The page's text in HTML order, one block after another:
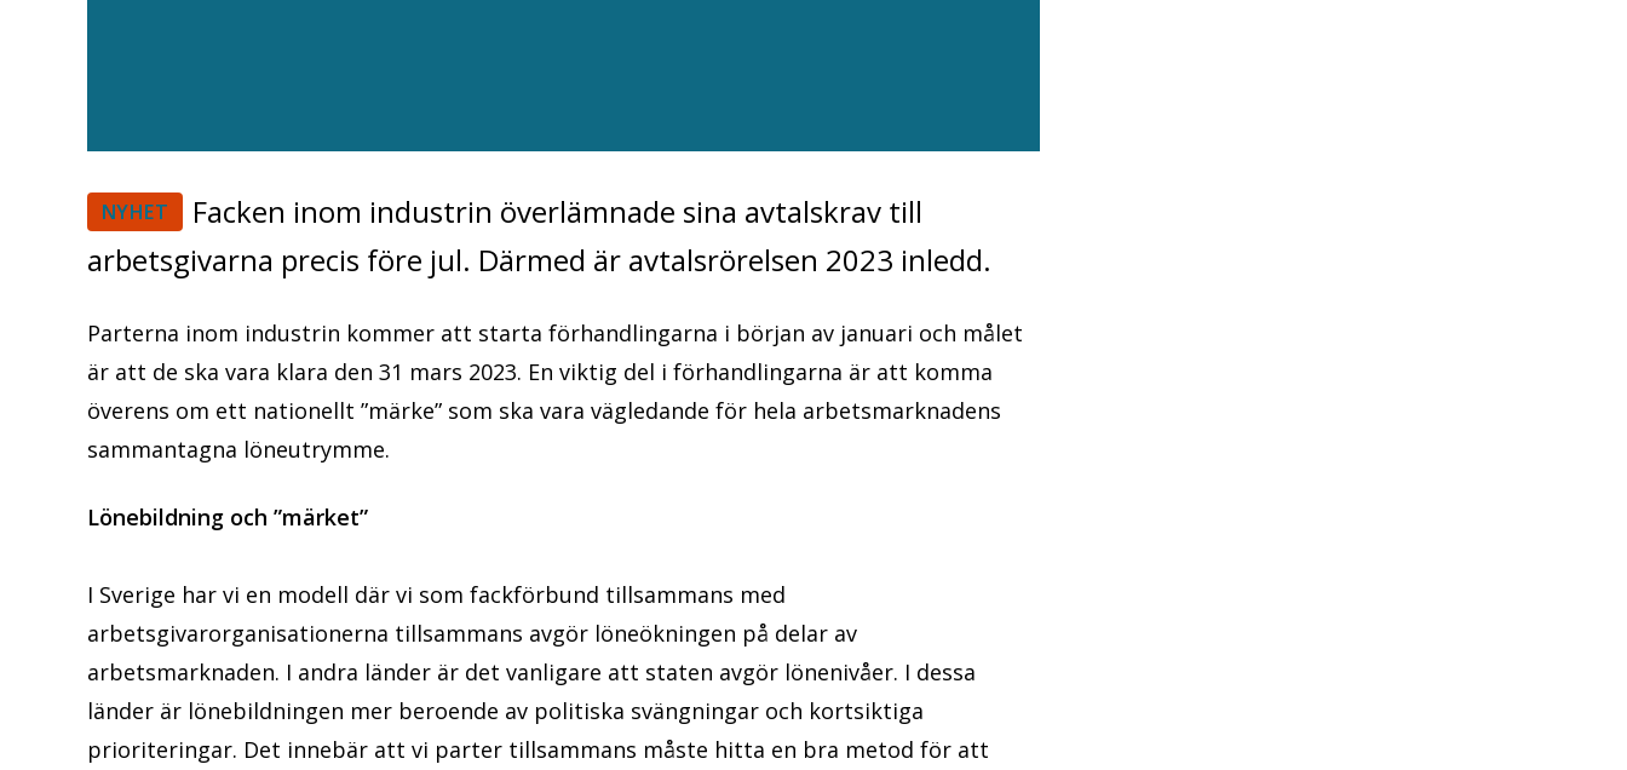
NYHET
Facken inom industrin överlämnade sina avtalskrav till
arbetsgivarna precis före jul. Därmed är avtalsrörelsen 2023 inledd.
Parterna inom industrin kommer att starta förhandlingarna i början av januari och målet
är att de ska vara klara den 31 mars 2023. En viktig del i förhandlingarna är att komma
överens om ett nationellt ”märke” som ska vara vägledande för hela arbetsmarknadens
sammantagna löneutrymme.
Lönebildning och ”märket”
I Sverige har vi en modell där vi som fackförbund tillsammans med
arbetsgivarorganisationerna tillsammans avgör löneökningen på delar av
arbetsmarknaden. I andra länder är det vanligare att staten avgör lönenivåer. I dessa
länder är lönebildningen mer beroende av politiska svängningar och kortsiktiga
prioriteringar. Det innebär att vi parter tillsammans måste hitta en bra metod för att